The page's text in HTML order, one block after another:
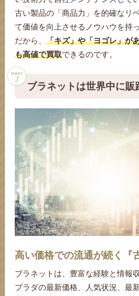
コンシェルジュより
「最近は使わなくなったバッグを整理
で、PRADA ナイロン トートバッグ
いただきました。軽量で収納力も高
ルの変化により出番が減り、このた
とのことでした。生地の色褪せや汚れ
汚れなど使用感は見受けられました
のナイロンシリーズという点を評価
して査定しております。ブラネット
ラダのバッグも積極的にお買取して
コンシェルジュより
プラダの定番ナイロンシリーズの中で
兼ね備えたナイロンキャンバス ウエ
から旅行まで幅広く活躍するアイテ
のお品物は裏地の汚れやステッチの
や錆、留め具の不良、生地のヨレなど
る状態でしたが、このモデルは現在
人気があります。特にプラダのナイ
ドの再燃もあり、状態問わずお値段
す。ご自宅に眠っているお品物でも
スもございますので、ぜひお気軽に
コンシェルジュより
数ある買取店の中からブラネット（
ただき、誠にありがとうございます
「ナイロン」のリュックサックをお
が見られましたが、近年は修理やリ
り、ダメージのある古いアイテムにも
す。特に若い世代では「アップサイ
る方も増えており、リユース市場で
ります。廃棄を減らし、次の方につ
取り組みは、今の時代ならではの価
でしょうか。
コンシェルジュより
本日のお買取り品は、プラダ（
ートバッグです。高密度のポコノナ
ュートにも使われるほどに丈夫であ
で、摩擦に弱いという特性をもち、
してしまうケースも多く見られます。
は、摩擦や日光による影響が出やす
リーニングに出してリフレッシュす
ブラネットはメンテナンスを含めた
りますので、気になるダメージがあ
状態でお送りいただけますと幸いで
コンシェルジュより
本日の査定品はプラダ（PRADA）ナ
ッグです。ナイロン生地は丈夫で軽
でありながら高級感のあるツヤが特
もあります。ご依頼いただく古いア
ダメージが確認できますので、長期保
く、日のあたらない場所を選択し、
らかじめ予防することをお勧めいた
は旧ラインの「ナイロン」、から現
ちらも積極的に買取らせていただい
ご相談ください。
コンシェルジュより
本日のお買取り品は、プラダ（
ョルダーバッグ（BT0326）です。軽
ン」素材は雨にも強いため、通勤や通
多い人気のモデルです。使っていなか
りに出したら、白く汚れてしまってい
た。ナイロンは湿気を吸収しにくい
続きますと「白カビ」や「サビ」の
ネット（BRANET）は自社でメンテ
削減し、お客様に還元することで高
す。ダメージがついてしまったお品
コンシェルジュより
本日ご紹介するのは、プラダ（
バッグです。上品な光沢を持つナイ
ンドルを組み合わせたシンプルかつ
売から年数が経過した古いモデルで
は「ケミカルクラック（ひび割れ）」
が確認されました。これは薬品の付
応によって起こる劣化で、プラスチ
多く見られる現象です。他にもカビ
ージがありましたが、精一杯の査定
た。
コンシェルジュより
軽さと耐久性、そしてデザイン性を兼
ン、プラダ（PRADA）「ナイロン」
します。縫製時に使用された接着剤
象が確認できました。他にも芯地の
れなど、複数のダメージがありました
ランクでの評価をお伝えいたしまし
NET）では、「古いからもう無理か
ムにも最大限の評価で査定額をお出
ますので、ご不要になられたものが
度ご相談ください。
コンシェルジュより
今回はプラダ（PRADA）の「ナイロ
ご紹介いたします。製造年の古いモ
り汚れが固着している状態でした。
アイテムは、汚れやシミが目立ちや
ーの使用やこまめな拭き取りなど、日
すめいたします。ナイロンバッグは
「コンディション」によって買取額
がありますので、ご売却をお考えの
ってください。ブラネット（
査定も行っておりますので、そちら
コンシェルジュより
本日はプラダ（PRADA）のナイロン
買取らせていただきましたので、ご
年代に流行したデザインは現在のト
ルであっても機能性、デザイン性と
リーズはリユース市場においても安定
ンディションやモデルによっては高
も少なくありません。使用感やダメ
も、ブラネット（BRANET）ではし
ただきますので、お気軽に査定をご
コンシェルジュより
今回はプラダ（PRADA）の「ナイロ
お買取りいたしました。ナイロンシ
を兼ね備えており、時代を問わず愛
コンパクトに持ち運ぶことも可能で
け先のサブバッグとしても活躍します
されており、長時間の使用において
入れがしやすいところも魅力です。
ダメージのあるものに対しても、出
応するよう努めておりますのでお気
い。
コンシェルジュより
本日お買取りいたしましたのは、プラ
「ナイロン」ハンドバッグです。ナ
金具のハンドルを組み合わせたデザ
の古い製品は、現行品にはない独特
一部のファンから根強い支持を受けて
待できることがあります。今回は、
よるハンドル部分のサビやくすみ、
カビ汚れなどのダメージが確認でき
きる限りの査定額をご案内いたしま
コンシェルジュより
本日ご紹介するのは、プラダ（
ylon）」ショルダーバッグです。耐
手入れが簡単とされるナイロン素材
と「色褪せや変色」、さらには「強
メリットが生じる場合もあります。保
せが見られるケースが多くあります
のご売却をお考えの場合は、日光を
勧めします。ブラネットでは、古い
お買取りしておりますので、ぜひ当
をお試しください。
コンシェルジュより
本日はプラダ（PRADA）の「ナイロ
査定させていただきました。製造年
金具の塗装剥がれやナイロン地のカ
りの査定額をご提示いたしました。
富なナイロンシリーズは、モデルの人
査定額が変動いたします。気になる
非一度ブラネットの無料査定をご利
の現在相場をすぐにお知りになりた
おすすめしております。
コンシェルジュより
この度はブラネット（BRANET）の
スをご利用くださいまして誠にあり
ラダ（PRADA）ナイロン２WAYハン
れ、軽量かつ速乾性がある反面、紫
に弱く長時間浴びることで酸化してし
「変色」が起こりやすい素材でもあ
年劣化が進み、様々なダメージが見
えできる精一杯の金額をご提示いた
にご購入された古いモデルも積極的
でお気軽にお申込みください。
コンシェルジュより
本日ご紹介するアイテムはプラダ（
ン」ハンドバッグです。鮮やかなレ
は、コーディネートを華やかに彩るワ
としてシンプルな服装にも、エレガン
する優れものです。お買取品は年式が
れが目立つ状態でした。そのため、
れを軽く拭き取り陰干しした後に適
ことで査定結果が変わる可能性もあ
却を検討されているアイテムがあり
しください。
コンシェルジュより
本日は愛知県豊川市にお住いのお客
A）「ナイロン」ハンドバッグをご売
でご紹介いたします。軽くて耐久性
も劣化しにくいナイロンは幅広い世
り、特に海外需要が多いシリーズで
ル）によっても人気の有無があり、買
わってくる場合もありますので、最
の公式LINEからお問合せ下さい。ホ
の買取実績を随時掲載していますの
たら幸いです。
コンシェルジュより
今回の査定品はプラダ（PRADA）「
ッグをご紹介いたします。シーズン
フォルムで登場するナイロンバッグ
定番カラーとして最も需要がありま
ドによっても買取り相場は変動いたし
質問下さい。カビの発生や染み汚れ
の劣化が見られましたので今回の金
ました。ブラネットでは古いプラダ
れていますので是非お申込み下さい。
コンシェルジュより
この度はブラネットの宅配買取りサー
いまして誠にありがとうございます
DA）「ナイロン」ハンドバッグをお
との事でしたが、しばらく使用して
カビが生えていたため、今回ご依頼く
を含んだ状態で保管してしまうと湿
ため、カビの温床になる場合があり
は十分に換気を行うなど注意が必要
ダメージのある古いプラダ製品を積
だいておりますのでお気軽にご相談
コンシェルジュより
本日はプラダ（PRADA）キルティン
ルダーバッグをご紹介いたします。
いる」「コバのひび割れが目立つ」
大限の査定額をご案内できるように
非ご相談ください。プラダは定番のナ
ポコノ、サフィアーノ、カナパなど
高いシリーズが数多くありますので
お持ちでしたらLINEやお電話にてお
い。出来る限りの高評価で査定対応
コンシェルジュより
近年、サステナブルの観点からブラン
ス）に注目が集まっています。ブラ
は販路を世界中に広げ、少しでもお
ラダ（PRADA）「ナイロン」トート
の高いアイテムの一つでしたので、金
汚れ、型崩れなどのダメージがある
今回の査定額をご提示いたしました
全体の買取相場が上がっているタイ
用予定のないものがありましたら是
コンシェルジュより
グレーベースに色味の異なった光沢感
ーがアクセントとなっている、プラ
ロン」バックパックをご紹介いたし
で今回は（Ｃ）ランクでの査定とな
行品の「ナイロン（nylon）」人気に
たたび注目が集まっています。「カ
ノ」などのシリーズも安定した需要
せてお申込み下さい。ブラネットで
対しても最新相場をもとに査定いた
任せください。
コンシェルジュより
「カビが生えていても大丈夫？」とご
りますが、もちろんお買取りさせて
りに出したバッグにカビが生えてい
十分な環境であれば、高温多湿の日
えるのはかなり難しい事です。長期保
りましたら、陰干しや除湿剤を活用
をお勧めいたします。ブラネットで
A）の「ナイロン」バッグの買取りに
で、カビや汚れ、キズなどのダメー
軽にお申込みください。
コンシェルジュより
数あるサイトの中からブラネットのホ
ださいまして誠にありがとうござい
（PRADA）「ナイロン」トートバッ
ロンはプラダを代表する定番シリー
人気があります。多くの方から支持さ
ース市場においても需要が高く買取
す。「金具の錆付き」「ナイロンの
アイテムでも最大限の査定額をご提
ますので、ご売却先を迷われました
検討ください。
コンシェルジュより
本日はプラダ（PRADA）「ナイロン
いたしましたのでご紹介します。コ
しは査定額に最も影響するため、長
り、乾燥させてから収納することで
防ぐことができます。年式の古いプラ
れているブラネットでは、「生地が
ボロボロ」「錆びだらけの金具」な
イテムに対しても出来る限りの高評
で、お申込み先に迷われましたら是
い。
コンシェルジュより
本日はプラダ（PRADA）「ナイロン
い取らせていただきました。防水性
はポリウレタンコーティングがされて
一つとなっています。しかし古いも
アや保管方法を実践することで、カビ
好なコンディションを保つことが可
有無や生地の劣化具合は査定におい
なりますので、今後ご売却をお考え
したらお手入れをこまめにしていた
ます。
コンシェルジュより
今回はプラダ（PRADA）「ナイロン
しました。人気の高いサコッシュ型
年の保管により色褪せが進み、カビ
え、今回の金額をお伝えいたしまし
る“昔購入したブランド品”をお持ちで
ラネットでは古いモデルや廃盤品の
る業者ですので、できる限りの査定
努めます。中には経年劣化が進んで
却を迷われる方もいらっしゃると思
談いただけましたら幸いです。
コンシェルジュより
本日はプラダ（PRADA）「ナイロン
トートバッグをご売却いただきまし
ルなフォルムにトライアングルロゴ
ルに持つことができるアイテムです
イロンバッグは白カビや汚れが付着し
ご自身で除去することは困難なため
スがほとんどです。ブラネットでは
のちリセールいたしますので、バッ
て査定額をお伝えしております。ご
汚れがあるものでも安心してお任せ
コンシェルジュより
愛知県名古屋市にお住いのお客様よ
「ナイロン」ハンドバッグを買い取
た。ナイロンにはカジュアルなイメー
ラダ製品は「ポコノ」と呼ばれる高度
材が使用されています。工業用に特化
ラシュートやテントなどミリタリー
通年使える素材は飽きることなくロ
して、支持され続けています。ブラ
に対しても最大限の金額をご提示す
ので、是非お申込みください。
コンシェルジュより
今回はプラダ（PRADA）「ナイロン
定いたしました。1990年代に爆発的
バッグですが「時代遅れ」と感じてい
あり古いモデルも注目されているた
きも活発です。ブームの当時購入され
ていないアイテムがありましたら是
ださい。ブラネットでは、最新デー
な査定を行っています。
コンシェルジュより
本日はプラダ（PRADA）の「ナイロ
ートバッグをお買取りいたしました
（ナイロン地）×（パテントレザー）
イアングルロゴがあしらわれたシンプ
パテントレザーは湿気の影響で「曇り
生しやすい素材で、市販のもので便
め、ご売却されるお客様がほとんど
ありましたが、現在ブラネットでは
していますのでお伝えできる最大限
ました。
コンシェルジュより
愛知県名古屋市にお住いのお客様から
の定番シリーズ「ナイロン」ボスト
だきました。軽くて丈夫で使い勝手
が進んでいましたが、自社でリペア
め、今回の金額をご提示致しました。
プラダの買い取りに力を入れていま
使い込まれたアイテムであってもで
伝えできるよう努めます。眠らせて
品の買い取りは弊社にお任せくださ
コンシェルジュより
本日はアイコニックなトライアングル
プラダ（PRADA）「ナイロン」ハン
せていただきました。幅広い年齢層
にもかかわらず高級感のあるデザイ
気があるシリーズです。軽くて丈夫で
り、古いアイテムに対してもニーズ
ブラネットではできる限りの査定額
めております。色あせしやすい特性
当たらない場所で保管するなど注意
コンシェルジュより
本日は経年劣化の進んだプラダ（
ン」ショルダーバッグをお買取りい
します。「カビだらけのバッグを売る
どといったお客様からのお問合せや
ブラネットは昔にご購入された年代物
取りに力を入れている会社ですので
だけましたら幸いです。世界中に販
額にて買い取らせていただけるよう
査定いたしますので安心してお任せ
コンシェルジュより
本日はプラダ（PRADA）の「ナイロ
グをお売りいただきましたのでご紹
で耐久性に優れている」と謳われて
い部分には生地の「破れ」や「ほつ
い製品の場合は「カビ」「変色」「色
が多くあります。ブラネットでは様
イテムを買い取らせていただいた事
て掲載しておりますので、ご参照い
す。昔のプラダ製品の買取りに力を
なるアイテムのご相談はお任せ下さ
コンシェルジュより
本日はプラダ（PRADA）のトートバ
きました。メゾンを象徴するマテリ
イテムに使用されているナイロンは
アルになりすぎずオフィシャルな場
ザインされています。ご愛用品であっ
的に経年劣化が進み生地の汚れや染
化が目立ちました。それぞれ異なっ
合保管方法も難しく注意が必要です
ロボロになってしまった古いアイテ
お断りすることはありませんのでお
い。
コンシェルジュより
今回はプラダ（PRADA）ナイロンシ
グを買い取らせていただきましたの
間ご愛用されていた様で、ご使用に
店によっては状態の優れないブラン
少なく、大きく査定額が下がってしま
が、古いブランド品の買取りに力を
であれば、最新相場を熟知した経験
ズ」「汚れ」「シミ」などのダメー
も必要以上に査定額を下げることは
お伝えできるよう努めますので安心
コンシェルジュより
今回はプラダ（PRADA）のナイロン
お買取りいたしましたのでご紹介し
あるシリーズで、耐久性のあるナイ
り入れやすいアイテムであるため、
「レザー部分のひび割れ」や「金具の
した。ブラネットでは自社でメンテ
って、汚れやキズのあるアイテムに
査定額をご提示できることが強みだ
頼先を迷われましたら是非弊社にご
コンシェルジュより
本日はプラダ（PRADA）の「ナイロ
をお買取りいたしましたのでご紹介
ナイロン地にサフィアーノレザーを
た。古いプラダのナイロンバッグの
ビ」は、発生する原因の一つにバッグ
「接着剤」「接着芯」に含まれる成
となっていることが考えられますの
アイテムをお持ちでしたら保管場所
をお選びください。また時々陰干し
もお勧めいたします。
コンシェルジュより
本日はプラダ（PRADA）「ナイロン
チをご売却いただきましたのでご紹
な素材であるナイロンには、熱に弱
ます。黒ずみ汚れや全体的な薄汚れ
低い素材ですので汚れが繊維の表面に
が多いため、日々のお手入れはしや
管していた古いバッグとなると困難
品にも同様のダメージが確認できま
ラインであることを考慮して、お伝
をご案内いたしました。
コンシェルジュより
今回はプラダの「ナイロン（Nylon）
お買取りいたしましたのでご紹介し
ばれるナイロンは、軍用品を作る素材
「耐久性」や「撥水性」さらには「軽
特徴を持つ機能的なバッグとして多く
シリーズとなりました。カジュアル
リーな雰囲気漂うアイテムとなって
く、チェーンの錆付きや型崩れが確
ダの定番シリーズとして根強い人気
の金額をお伝えいたしました。
コンシェルジュより
本日はプラダ（PRADA）のナイロン
サリーポーチをご紹介いたします。
78年と歴史は古く、日本では90年代
うか？手触りがよく、軽くて丈夫な
番ラインとして現在も高い人気を誇っ
によっては染みや皮脂の汚れが酸化
うこともあり、ダメージが目立つ場
ネットでは買取りをお断りすること
な状態のものでもご依頼ください。
コンシェルジュより
プラダ「ナイロン」シリーズより、チ
ートバッグをご紹介します。鮮やか
を引く逸品で、ナイロンは軽くて丈
す。ショルダーにはチェーンが使用
に傾倒しすぎず、きれいめの服装にも
すいのが特徴です。淡色カラーはど
やすく、シミや汚れ、白カビが発生
ージのある古いものから最新モデル
の買取りを行っていますので是非ご
コンシェルジュより
ブラネットの宅配買取りサービスをご
ありがとうございます。プラダ（
ンドバッグをご紹介します。古いプ
ます。実際は、防水性を高めるため
剤が、経年や科学変化によって白化し
どです。お買取り品にも同様のダメ
ました。他には湿気による底芯の歪
た。ブラネットではプラダの買取り
ダメージのあるものでもご依頼くだ
コンシェルジュより
この度はご利用くださいまして誠に
す。ご紹介いたしますのは、プラダ
ントートバッグです。古い製品のため
全体的に目立ちました。特にハンドル
などが付きやすい部分で変色が進んで
目のナイロン素材の製品によくみら
んなにシミや汚れがあっても買取っ
ったお悩みはブラネットにお任せく
最大の査定額にて買い取らせていた
コンシェルジュより
この度はブラネットのホームページ
りがとうございます。ご紹介する査
ロンショルダーバッグです。使用しな
衣装ケースの中にしまったままにし
し入れやクローゼットなどは湿気がた
るため、バッグは全体的にカビが発
にも影響してきますので、売却をお
に陰干しをするか乾燥材を入れるこ
す。古く、汚れのあるアイテムでも
とはありませんので安心してお申込
コンシェルジュより
ブラネットにお申込みいただき誠に
す。本日のお買取り品はプラダ（
ザー素材を使用したビジネスバッグで
たのち、クローゼットにしまったまま
送りいただきました。全体的に使用感
「ひび割れ」「カビの臭い」などが
店様で断られた」「近くのリサイク
だった」など、古いアイテムの売り
非ブラネットまでお問い合わせくだ
コンシェルジュより
この度はお申込みいただきまして、
ます。愛知県豊川市にお住いのお客
イロンハンドバッグをお買取りいたし
ッグの査定では、「日焼けによる生地
主に見させていただきます。お買取り
ませんでしたが、持ち手部分全体に
は、改善できると判断した場合カビ
ずに、査定額をご案内させていただ
ビの生えたバッグでも安心してご相
コンシェルジュより
ブラネットの出張買取りサービスに
誠にありがとうございます。愛知県
様より「プラダ（PRADA）」ナイロ
をお買い取り致しました。カジュアル
材ですが、ひし形のステッチやチェー
でバランスのとれたアイテムです。
世界中で人気のあるブランドですの
いただきました。古いものから最新
の買取り依頼はブラネットにご相談
コンシェルジュより
本日ご紹介するアイテムは、プラダ（
ロン」キーケースです。内側には丈
ーが使用されており、製造年の古い
褪色に加え、金具部分に破損が見ら
（D）ランクでの評価をお伝えいたし
やお財布などの小物類は、手に触れ
脂や汗による汚れが付きやすく、ダ
テムの一つです。「糸がほつれてボ
て穴が開いている」など、コンディ
であっても、ブラネットではお買取
ありませんのでお気軽にご相談くださ
古い製品の「商品力」を的確なリ
て価値を向上させるノウハウを持
だから、 「キズ」や「ヨゴレ」が
も高値で買取できるのです。
ブラネットは世界中に販
高い価格での流通が続く『
ブラネットは、豊富な経験と情報
プラダの最新価格、人気状況、最